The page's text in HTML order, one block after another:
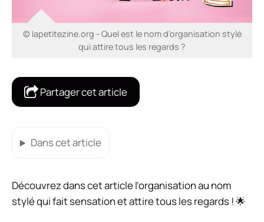
© lapetitezine.org - Quel est le nom d’organisation stylé
qui attire tous les regards ?
Partager cet article
Dans cet article
Découvrez dans cet article l’organisation au nom
stylé qui fait sensation et attire tous les regards ! 🌟